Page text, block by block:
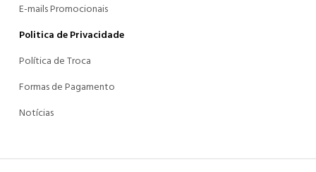
E-mails Promocionais
Politica de Privacidade
Política de Troca
Formas de Pagamento
Notícias